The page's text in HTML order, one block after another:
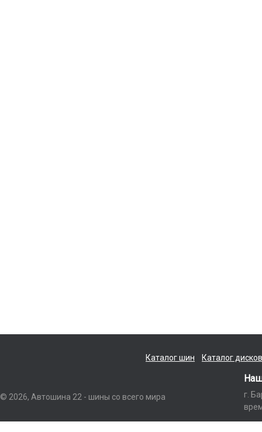
Каталог шин Каталог дисков
© 2026, Автошина 22 - шины со всего мира
г.